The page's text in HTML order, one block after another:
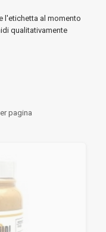
l'etichetta al momento
qualitativamente
pagina